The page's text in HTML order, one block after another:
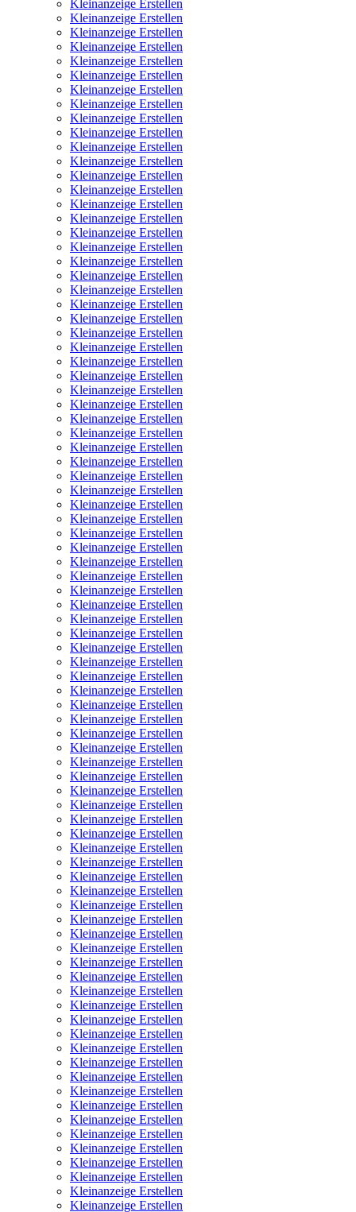
Kleinanzeige Erstellen
Kleinanzeige Erstellen
Kleinanzeige Erstellen
Kleinanzeige Erstellen
Kleinanzeige Erstellen
Kleinanzeige Erstellen
Kleinanzeige Erstellen
Kleinanzeige Erstellen
Kleinanzeige Erstellen
Kleinanzeige Erstellen
Kleinanzeige Erstellen
Kleinanzeige Erstellen
Kleinanzeige Erstellen
Kleinanzeige Erstellen
Kleinanzeige Erstellen
Kleinanzeige Erstellen
Kleinanzeige Erstellen
Kleinanzeige Erstellen
Kleinanzeige Erstellen
Kleinanzeige Erstellen
Kleinanzeige Erstellen
Kleinanzeige Erstellen
Kleinanzeige Erstellen
Kleinanzeige Erstellen
Kleinanzeige Erstellen
Kleinanzeige Erstellen
Kleinanzeige Erstellen
Kleinanzeige Erstellen
Kleinanzeige Erstellen
Kleinanzeige Erstellen
Kleinanzeige Erstellen
Kleinanzeige Erstellen
Kleinanzeige Erstellen
Kleinanzeige Erstellen
Kleinanzeige Erstellen
Kleinanzeige Erstellen
Kleinanzeige Erstellen
Kleinanzeige Erstellen
Kleinanzeige Erstellen
Kleinanzeige Erstellen
Kleinanzeige Erstellen
Kleinanzeige Erstellen
Kleinanzeige Erstellen
Kleinanzeige Erstellen
Kleinanzeige Erstellen
Kleinanzeige Erstellen
Kleinanzeige Erstellen
Kleinanzeige Erstellen
Kleinanzeige Erstellen
Kleinanzeige Erstellen
Kleinanzeige Erstellen
Kleinanzeige Erstellen
Kleinanzeige Erstellen
Kleinanzeige Erstellen
Kleinanzeige Erstellen
Kleinanzeige Erstellen
Kleinanzeige Erstellen
Kleinanzeige Erstellen
Kleinanzeige Erstellen
Kleinanzeige Erstellen
Kleinanzeige Erstellen
Kleinanzeige Erstellen
Kleinanzeige Erstellen
Kleinanzeige Erstellen
Kleinanzeige Erstellen
Kleinanzeige Erstellen
Kleinanzeige Erstellen
Kleinanzeige Erstellen
Kleinanzeige Erstellen
Kleinanzeige Erstellen
Kleinanzeige Erstellen
Kleinanzeige Erstellen
Kleinanzeige Erstellen
Kleinanzeige Erstellen
Kleinanzeige Erstellen
Kleinanzeige Erstellen
Kleinanzeige Erstellen
Kleinanzeige Erstellen
Kleinanzeige Erstellen
Kleinanzeige Erstellen
Kleinanzeige Erstellen
Kleinanzeige Erstellen
Kleinanzeige Erstellen
Kleinanzeige Erstellen
Kleinanzeige Erstellen